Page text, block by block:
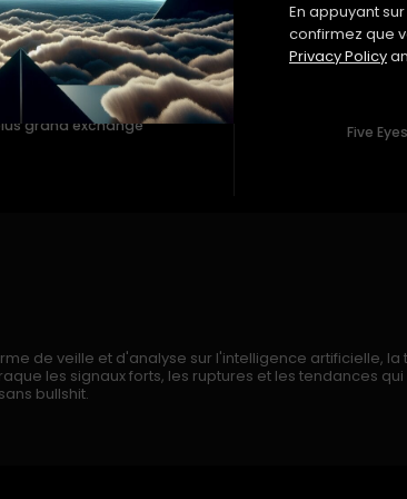
grand exchange
Five
de veille et d'analyse sur l'intelligence artificielle,
les signaux forts, les ruptures et les tendances
bullshit.
En appuyant
confirmez que
Privacy Policy